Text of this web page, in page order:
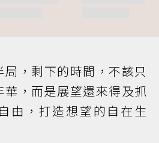
，剩下的時間，不該只
，而是展望還來得及抓
由，打造想望的自在生